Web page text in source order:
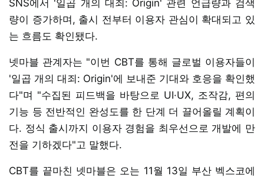
SNS에서 '일곱 개의 대죄: Origin' 관련 언급량과 검색
량이 증가하며, 출시 전부터 이용자 관심이 확대되고 있
는 흐름도 확인됐다.
넷마블 관계자는 "이번 CBT를 통해 글로벌 이용자들이
'일곱 개의 대죄: Origin'에 보내준 기대와 호응을 확인했
다"며 "수집된 피드백을 바탕으로 UI·UX, 조작감, 편의
기능 등 전반적인 완성도를 한 단계 더 끌어올릴 계획이
다. 정식 출시까지 이용자 경험을 최우선으로 개발에 만
전을 기하겠다"고 말했다.
CBT를 끝마친 넷마블은 오는 11월 13일 부산 벡스코에